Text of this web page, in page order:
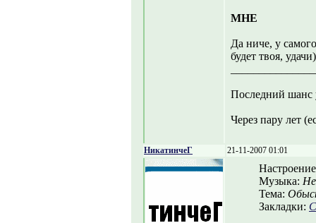
МНЕ
Да ниче, у
будет твоя, удачи)
Последний
Через пару лет
НикатинчеГ 21-11-2007 01:01
Музыка:
Тема:
Закладки: